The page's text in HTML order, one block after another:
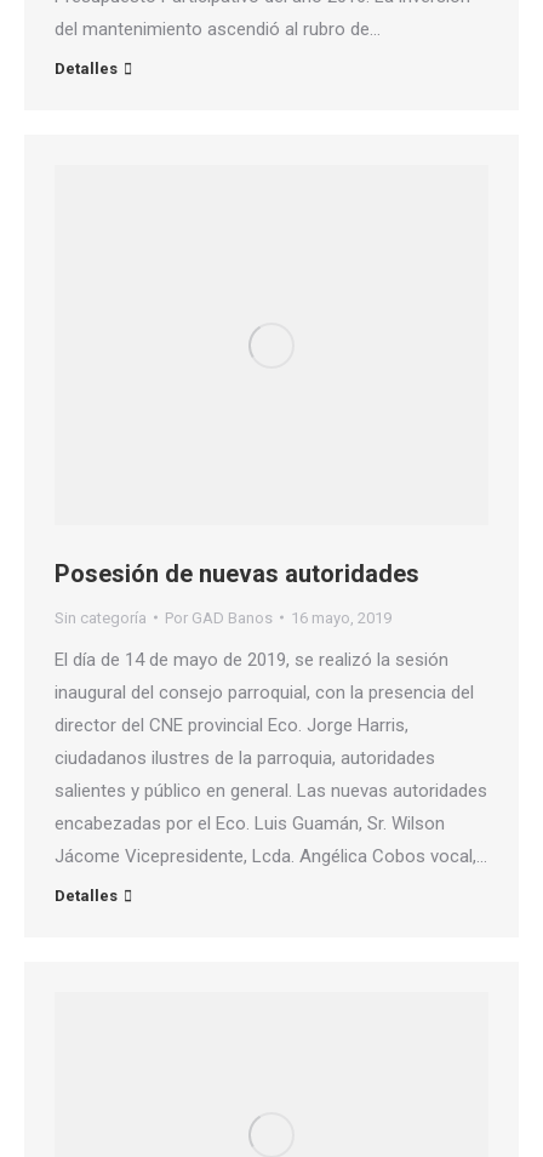
del mantenimiento ascendió al rubro de…
Detalles
Posesión de nuevas autoridades
Sin categoría Por GAD Banos 16 mayo, 2019
El día de 14 de mayo de 2019, se realizó la sesión
inaugural del consejo parroquial, con la presencia del
director del CNE provincial Eco. Jorge Harris,
ciudadanos ilustres de la parroquia, autoridades
salientes y público en general. Las nuevas autoridades
encabezadas por el Eco. Luis Guamán, Sr. Wilson
Jácome Vicepresidente, Lcda. Angélica Cobos vocal,…
Detalles